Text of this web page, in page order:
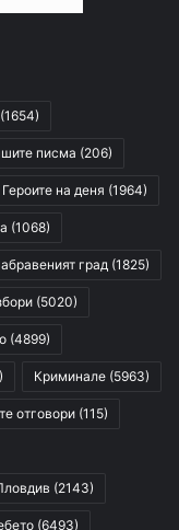
(1654)
писма (206)
Героите на деня (1964)
(1068)
град (1825)
(5020)
(4899)
Криминале (5963)
отговори (115)
(2143)
(6493)